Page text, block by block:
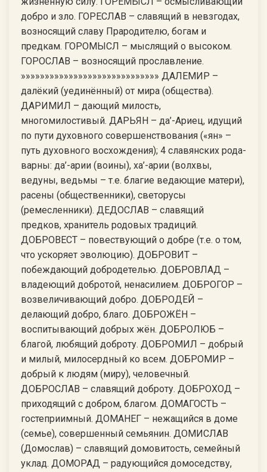
добро и зло. ГОРЕСЛАВ – славящий в невзгодах,
возносящий славу Прародителю, богам и
предкам. ГОРОМЫСЛ – мыслящий о высоком.
ГОРОСЛАВ – возносящий прославление.
»»»»»»»»»»»»»»»»»»»»»»»»»»»»» ДАЛЕМИР –
далёкий (уединённый) от мира (общества).
ДАРИМИЛ – дающий милость,
многомилостивый. ДАРЬЯН – да’-Ариец, идущий
по пути духовного совершенствования («ян» –
путь духовного восхождения); 4 славянских рода-
варны: да’-арии (воины), ха’-арии (волхвы,
ведуны, ведьмы – т.е. благие ведающие матери),
расены (общественники), светорусы
(ремесленники). ДЕДОСЛАВ – славящий
предков, хранитель родовых традиций.
ДОБРОВЕСТ – повествующий о добре (т.е. о том,
что ускоряет эволюцию). ДОБРОВИТ –
побеждающий добродетелью. ДОБРОВЛАД –
владеющий добротой, ненасилием. ДОБРОГОР –
возвеличивающий добро. ДОБРОДЕЙ –
делающий добро, благо. ДОБРОЖЁН –
воспитывающий добрых жён. ДОБРОЛЮБ –
благой, любящий доброту. ДОБРОМИЛ – добрый
и милый, милосердный ко всем. ДОБРОМИР –
добрый к людям (миру), человечный.
ДОБРОСЛАВ – славящий доброту. ДОБРОХОД –
приходящий с добром, благом. ДОМАГОСТЬ –
гостеприимный. ДОМАНЕГ – нежащийся в доме
(семье), совершенный семьянин. ДОМИСЛАВ
(Домослав) – славящий домовитость, семейный
уклад. ДОМОРАД – радующийся домоседству,